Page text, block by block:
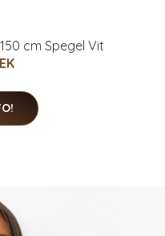
cm Spegel Vit